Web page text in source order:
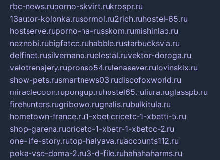
rbc-news.ruporno-skvirt.rukrospr.ru
13autor-kolonka.rusormol.ru2rich.ruhostel-65.ru
hostserve.ruporno-na-russkom.rumishinlab.ru
neznobi.rubigfatcc.ruhabble.rustarbucksvia.ru
delfinet.rusilvernano.ruelestal.ruvektor-doroga.ru
velotrenajery.rupronso54.rulenasever.rulovinskix.ru
show-pets.rusmartnews03.rudiscofoxworld.ru
miraclecoon.rupongup.ruhostel65.ruliura.ruglasspb.ru
firehunters.rugribowo.rugnalis.rubulkitula.ru
hometown-france.ru1-xbeticricetc-1-xbetti-5.ru
shop-garena.rucricetc-1-xbetr-1-xbetcc-2.ru
one-life-story.rutop-halyava.ruaccounts112.ru
poka-vse-doma-2.ru3-d-file.ruhahahaharms.ru